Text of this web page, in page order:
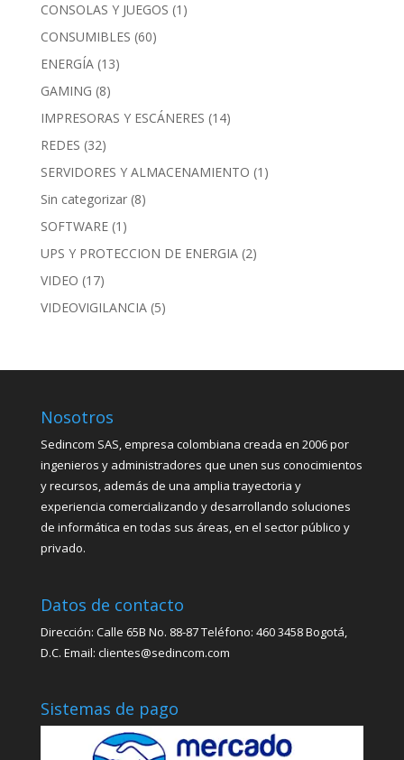
CONSOLAS Y JUEGOS (1)
CONSUMIBLES (60)
ENERGÍA (13)
GAMING (8)
IMPRESORAS Y ESCÁNERES (14)
REDES (32)
SERVIDORES Y ALMACENAMIENTO (1)
Sin categorizar (8)
SOFTWARE (1)
UPS Y PROTECCION DE ENERGIA (2)
VIDEO (17)
VIDEOVIGILANCIA (5)
Nosotros
Sedincom SAS, empresa colombiana creada en 2006 por
ingenieros y administradores que unen sus conocimientos
y recursos, además de una amplia trayectoria y
experiencia comercializando y desarrollando soluciones
de informática en todas sus áreas, en el sector público y
privado.
Datos de contacto
Dirección: Calle 65B No. 88-87 Teléfono: 460 3458 Bogotá,
D.C. Email: clientes@sedincom.com
Sistemas de pago